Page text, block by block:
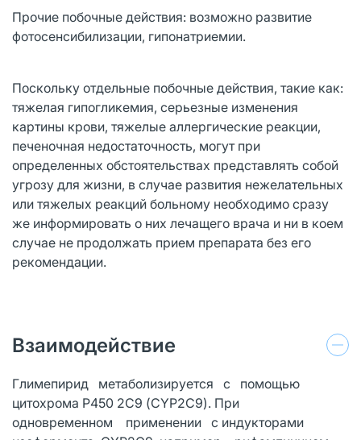
Прочие побочные действия: возможно развитие
фотосенсибилизации, гипонатриемии.
Поскольку отдельные побочные действия, такие как:
тяжелая гипогликемия, серьезные изменения
картины крови, тяжелые аллергические реакции,
печеночная недостаточность, могут при
определенных обстоятельствах представлять собой
угрозу для жизни, в случае развития нежелательных
или тяжелых реакций больному необходимо сразу
же информировать о них лечащего врача и ни в коем
случае не продолжать прием препарата без его
рекомендации.
Взаимодействие
Глимепирид метаболизируется с по­мощью
цитохрома Р450 2С9 (CYP2C9). При
одновременном применении с индукторами